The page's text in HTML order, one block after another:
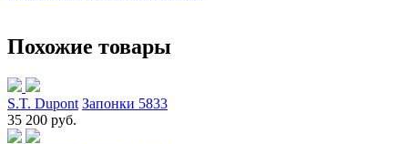
Похожие товары
S.T. Dupont Запонки 5833
35 200 руб.